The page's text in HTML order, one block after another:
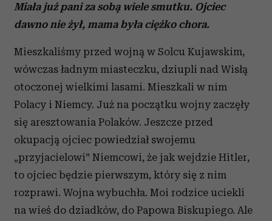
Miała już pani za sobą wiele smutku. Ojciec
dawno nie żył, mama była ciężko chora.
Mieszkaliśmy przed wojną w Solcu Kujawskim,
wówczas ładnym miasteczku, dziupli nad Wisłą
otoczonej wielkimi lasami. Mieszkali w nim
Polacy i Niemcy. Już na początku wojny zaczęły
się aresztowania Polaków. Jeszcze przed
okupacją ojciec powiedział swojemu
„przyjacielowi” Niemcowi, że jak wejdzie Hitler,
to ojciec będzie pierwszym, który się z nim
rozprawi. Wojna wybuchła. Moi rodzice uciekli
na wieś do dziadków, do Papowa Biskupiego. Ale